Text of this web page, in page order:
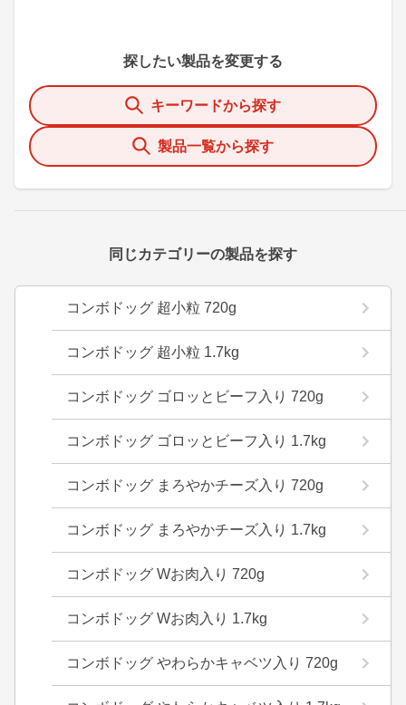
探したい製品を変更する
キーワードから探す
製品一覧から探す
同じカテゴリーの製品を探す
コンボドッグ 超小粒 720g
コンボドッグ 超小粒 1.7kg
コンボドッグ ゴロッとビーフ入り 720g
コンボドッグ ゴロッとビーフ入り 1.7kg
コンボドッグ まろやかチーズ入り 720g
コンボドッグ まろやかチーズ入り 1.7kg
コンボドッグ Wお肉入り 720g
コンボドッグ Wお肉入り 1.7kg
コンボドッグ やわらかキャベツ入り 720g